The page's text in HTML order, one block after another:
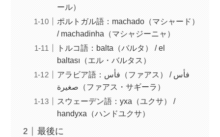
ール）
ポルトガル語：machado（マシャード）
/ machadinha（マシャジーニャ）
トルコ語：balta（バルタ） / el
baltası（エル・バルタス）
アラビア語：فأس（ファアス） / فأس
صغيرة（ファアス・サギーラ）
スウェーデン語：yxa（ユクサ） /
handyxa（ハンドユクサ）
最後に